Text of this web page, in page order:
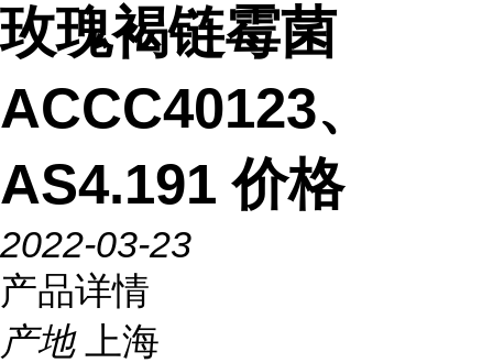
玫瑰褐链霉菌
ACCC40123、
AS4.191 价格
2022-03-23
产品详情
产地
上海